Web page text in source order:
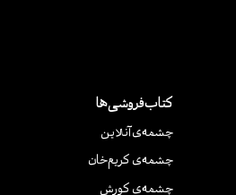
کتاب‌فروشی‌ها
چشمه‌ی آنلاین
چشمه‌ی کریم‌خان
چشمه‌ی کورش